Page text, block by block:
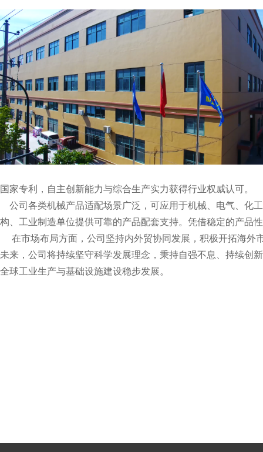
国家专利，自主创新能力与综合生产实力获得行业权威认可。
公司各类机械产品适配场景广泛，可应用于机械、电气、化
构、工业制造单位提供可靠的产品配套支持。凭借稳定的产品
在市场布局方面，公司坚持内外贸协同发展，积极开拓海外
未来，公司将持续坚守科学发展理念，秉持自强不息、持续创
全球工业生产与基础设施建设稳步发展。